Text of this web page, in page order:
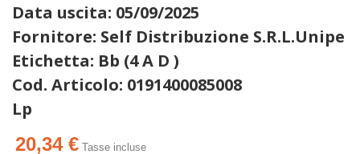
Data uscita: 05/09/2025
Fornitore: Self Distribuzione S.R.L.Unipe
Etichetta: Bb (4 A D )
Cod. Articolo: 0191400085008
Lp
20,34 € Tasse incluse